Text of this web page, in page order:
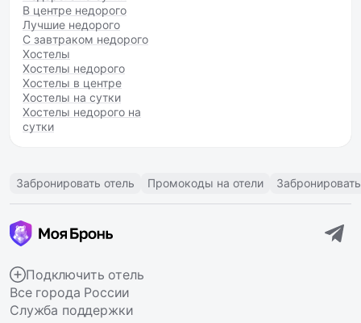
В центре недорого
Лучшие недорого
С завтраком недорого
Хостелы
Хостелы недорого
Хостелы в центре
Хостелы на сутки
Хостелы недорого на
сутки
Забронировать отель Промокоды на отели
Подключить отель
Все города России
Служба поддержки